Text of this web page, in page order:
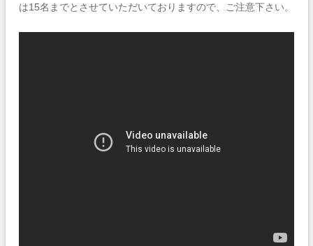
は15名までとさせていただいておりますので、ご注意下さい。